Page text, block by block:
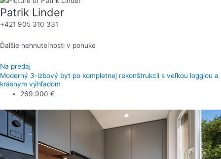
Patrik Linder
+421 905 310 331
Ďalšie nehnuteľnosti v ponuke
Na predaj
Moderný 3-izbový byt po kompletnej rekonštrukcii s veľkou loggiou a
krásnym výhľadom
269.900 €